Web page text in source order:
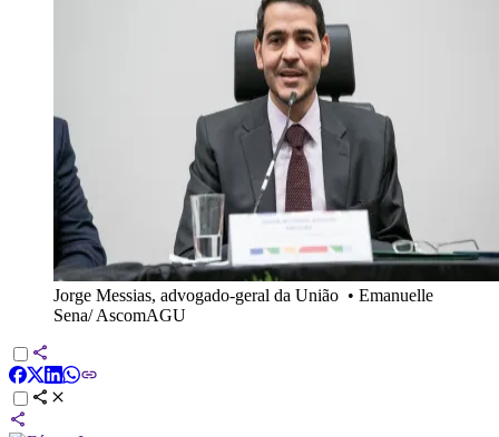
Jorge Messias, advogado-geral da União • Emanuelle
Sena/ AscomAGU